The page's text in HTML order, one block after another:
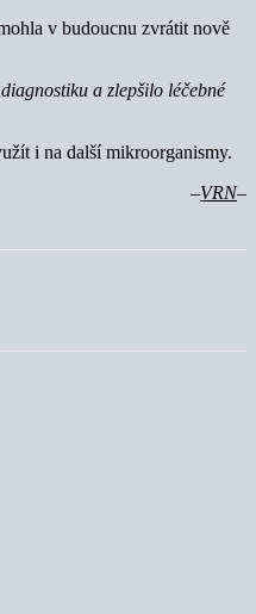
v budoucnu zvrátit nově
a zlepšilo léčebné
i na další mikroorganismy.
–VRN–